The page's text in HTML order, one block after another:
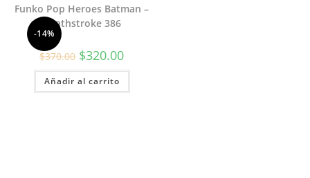
-14%
Funko Pop Heroes Batman –
Deathstroke 386
$370.00 El
precio
original
era:
$370.00.
$320.00El
actual
$320.00.
Añadir al carrito